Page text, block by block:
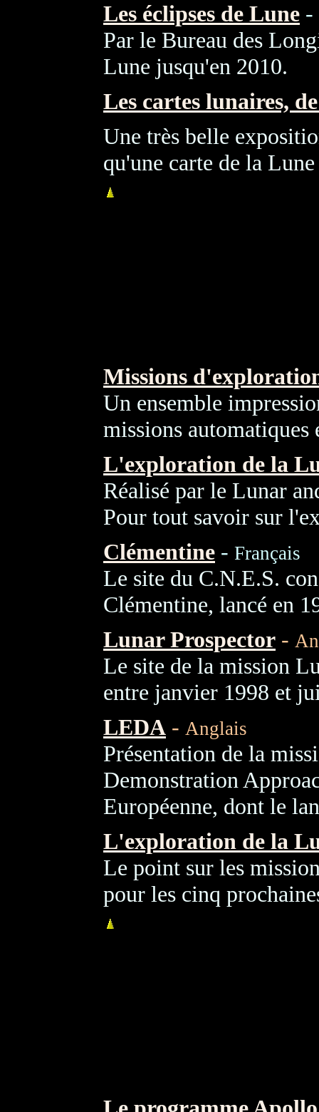
Les éclipses de Lune -
Par le Bureau des
Lune jusqu'en 2010.
Les cartes lunaires,
Une très belle
qu'une carte de la
Missions
Un ensemble
missions automatiques
L'exploration de la
Réalisé par le Lunar
Pour tout savoir sur
Clémentine - Français
Le site du C.N.E.S.
Clémentine, lancé en
Lunar Prospector -
Le site de la mission
entre janvier 1998 et
LEDA - Anglais
Présentation de la
Demonstration
Européenne, dont le
L'exploration de la
Le point sur les
pour les cinq